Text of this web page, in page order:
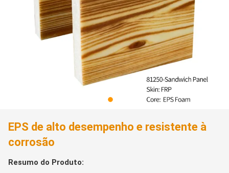
EPS de alto desempenho e resistente à
corrosão
Resumo do Produto: